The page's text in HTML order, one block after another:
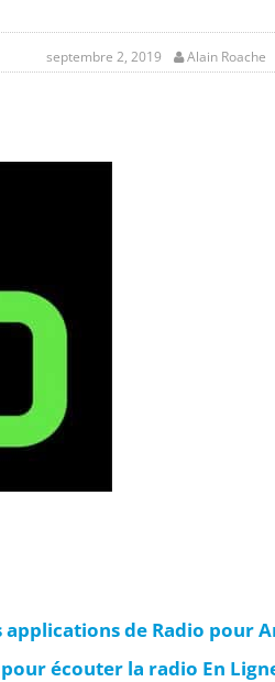
septembre 2, 2019 Alain Roache
applications de Radio pour
écouter la radio En